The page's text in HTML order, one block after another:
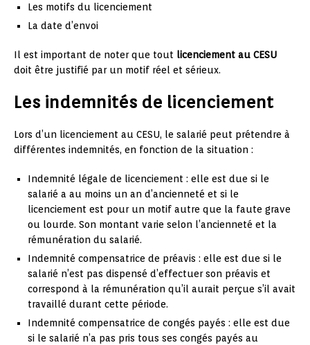
Les motifs du licenciement
La date d’envoi
Il est important de noter que tout licenciement au CESU
doit être justifié par un motif réel et sérieux.
Les indemnités de licenciement
Lors d’un licenciement au CESU, le salarié peut prétendre à
différentes indemnités, en fonction de la situation :
Indemnité légale de licenciement : elle est due si le
salarié a au moins un an d’ancienneté et si le
licenciement est pour un motif autre que la faute grave
ou lourde. Son montant varie selon l’ancienneté et la
rémunération du salarié.
Indemnité compensatrice de préavis : elle est due si le
salarié n’est pas dispensé d’effectuer son préavis et
correspond à la rémunération qu’il aurait perçue s’il avait
travaillé durant cette période.
Indemnité compensatrice de congés payés : elle est due
si le salarié n’a pas pris tous ses congés payés au